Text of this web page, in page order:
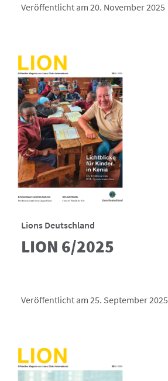
Veröffentlicht am 20. November 2025
Lions Deutschland
LION 6/2025
Veröffentlicht am 25. September 2025